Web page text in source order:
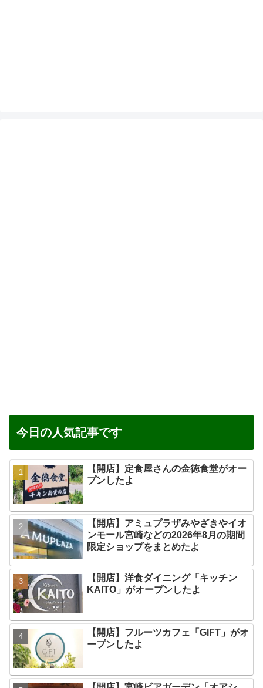
今日の人気記事です
【開店】定食屋さんの金徳食堂がオー
プンしたよ
【開店】アミュプラザみやざきやイオ
ンモール宮崎などの2026年8月の期間
限定ショップをまとめたよ
【開店】洋食ダイニング「キッチン
KAITO」がオープンしたよ
【開店】フルーツカフェ「GIFT」がオ
ープンしたよ